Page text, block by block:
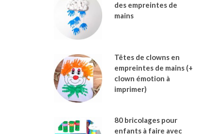
des empreintes de
mains
Têtes de clowns en
empreintes de mains (+
clown émotion à
imprimer)
80 bricolages pour
enfants à faire avec